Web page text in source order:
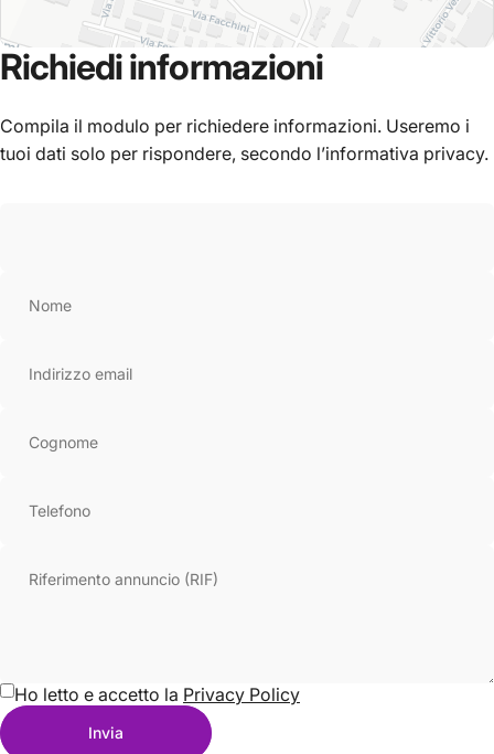
Richiediinformazioni
Compila il modulo per richiedere informazioni. Useremo i
tuoi dati solo per rispondere, secondo l’informativa privacy.
Nome
Indirizzo email
Cognome
Telefono
Riferimento annuncio (RIF)
Ho letto e accetto la Privacy Policy
Invia
Invia